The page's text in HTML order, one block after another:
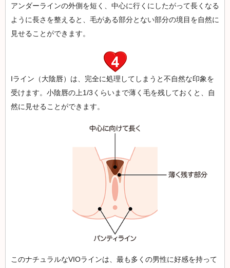
アンダーラインの外側を短く、中心に行くにしたがって長くなる
ように長さを整えると、毛がある部分とない部分の境目を自然に
見せることができます。
Iライン（大陰唇）は、完全に処理してしまうと不自然な印象を
受けます。小陰唇の上1/3くらいまで薄く毛を残しておくと、自
然に見せることができます。
このナチュラルなVIOラインは、最も多くの男性に好感を持って